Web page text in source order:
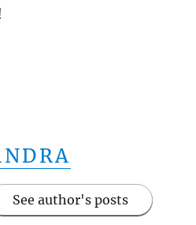
See author's posts